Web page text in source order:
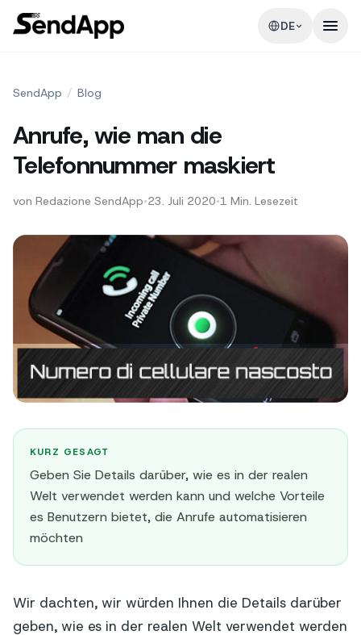
DE
SendApp / Blog
Anrufe, wie man die
Telefonnummer maskiert
von Redazione SendApp•23. Juli 2020•1 Min. Lesezeit
KURZ GESAGT
Geben Sie Details darüber, wie es in der realen
Welt verwendet werden kann und welche Vorteile
es Benutzern bietet, die Anrufe automatisieren
möchten
Wir dachten, wir würden Ihnen die Details darüber
geben, wie es in der realen Welt verwendet werden